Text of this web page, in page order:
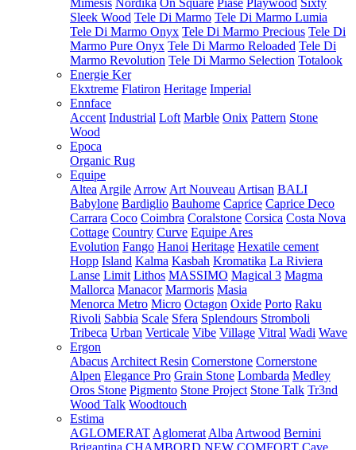
Mimesis Nordika On Square Piase Playwood Sixty
Sleek Wood Tele Di Marmo Tele Di Marmo Lumia
Tele Di Marmo Onyx Tele Di Marmo Precious Tele Di
Marmo Pure Onyx Tele Di Marmo Reloaded Tele Di
Marmo Revolution Tele Di Marmo Selection Totalook
Energie Ker
Ekxtreme Flatiron Heritage Imperial
Ennface
Accent Industrial Loft Marble Onix Pattern Stone
Wood
Epoca
Organic Rug
Equipe
Altea Argile Arrow Art Nouveau Artisan BALI
Babylone Bardiglio Bauhome Caprice Caprice Deco
Carrara Coco Coimbra Coralstone Corsica Costa Nova
Cottage Country Curve Equipe Ares
Evolution Fango Hanoi Heritage Hexatile cement
Hopp Island Kalma Kasbah Kromatika La Riviera
Lanse Limit Lithos MASSIMO Magical 3 Magma
Mallorca Manacor Marmoris Masia
Menorca Metro Micro Octagon Oxide Porto Raku
Rivoli Sabbia Scale Sfera Splendours Stromboli
Tribeca Urban Verticale Vibe Village Vitral Wadi Wave
Ergon
Abacus Architect Resin Cornerstone Cornerstone
Alpen Elegance Pro Grain Stone Lombarda Medley
Oros Stone Pigmento Stone Project Stone Talk Tr3nd
Wood Talk Woodtouch
Estima
AGLOMERAT Aglomerat Alba Artwood Bernini